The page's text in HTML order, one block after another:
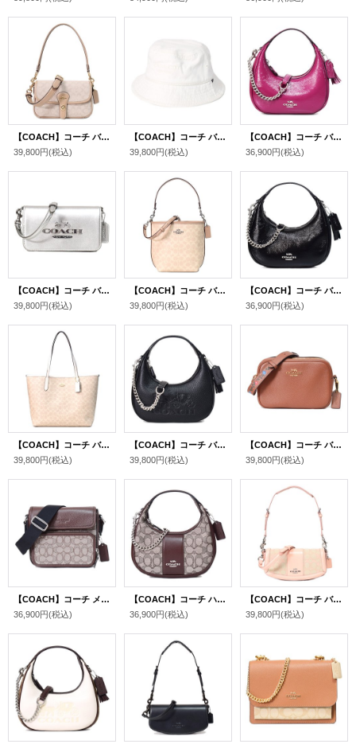
【COACH】コーチ バッグ キャンバス レザー シグネチャー ハドリー ウィズ フラップ ターンロック クロスボディ 3WAY クラッチ ショルダー ハンドバッグ ダークナチュラルマルチ（日本未発売）
39,800円(税込)
【COACH】コーチ バケハ ホワイトデニム コットン シグネチャー ロゴ バケットハット サファリハット 帽子 チャーク〔日本未発売〕
39,800円(税込)
【COACH】コーチ バッグ 三日月型 カルメン パテントレザー ミニ ロゴ 2way チェーン クロスボディ 斜め掛け ショルダーバッグ ハンドバッグ ピンク（日本未発売）
36,900円(税込)
【COACH】コーチ バッグ レザー トニー ロゴ メタリック キラキラ フラップ 2WAY クラッチ クロスボディー 斜めがけ ショルダーバッグ ライトシルバー（日本未発売）
39,800円(税込)
【COACH】コーチ バッグ バケツ型 コーティングキャンバス レザー シグネチャー シティ バケット ロゴ 2way レザー クロスボディ 斜め掛け ショルダー ハンドバッグ サンド×トープ（日本未発売）
39,800円(税込)
【COACH】コーチ バッグ 三日月型 カルメン パテントレザー ミニ ロゴ 2way チェーン クロスボディ 斜め掛け ショルダーバッグ ハンドバッグ ブラック（日本未発売）
36,900円(税込)
【COACH】コーチ バッグ コーティングキャンバス レザー シグネチャー ロゴ シティ トートバッグ サンド×チャーク〔日本未発売〕
39,800円(税込)
【COACH】コーチ バッグ ペブルレザー カルメン ミニ ロゴ 2way チェーン クロスボディ 斜め掛け ショルダーバッグ ハンドバッグ ブラック（日本未発売）
39,800円(税込)
【COACH】コーチ バッグ ぺブルレザー フラワー お花 ジェイミー ツーリング カメラバッグ クロスボディ 斜め掛け ショルダーバッグ レッドウッドマルチ（日本未発売）
39,800円(税込)
【COACH】コーチ メンズ バッグ ジャガード レザー シグネチャー サリバン クロスボディ フラップ メッセンジャー カメラ 斜め掛け ショルダーバッグ オーク×メイプル〔日本未発売〕
36,900円(税込)
【COACH】コーチ ハンドバッグ ジャガード レザー シグネチャー カルメン ミニ 2way チェーン クロスボディ 斜め掛け ショルダーバッグ オーク×メイプル（日本未発売）
36,900円(税込)
【COACH】コーチ バッグ ジャガード レザー シグネチャー アンドレア スモール ロゴ フラップ クロスボディ 3WAY クラッチ ショルダー ハンドバッグ フェイディドブラッシュ（日本未発売）
39,800円(税込)